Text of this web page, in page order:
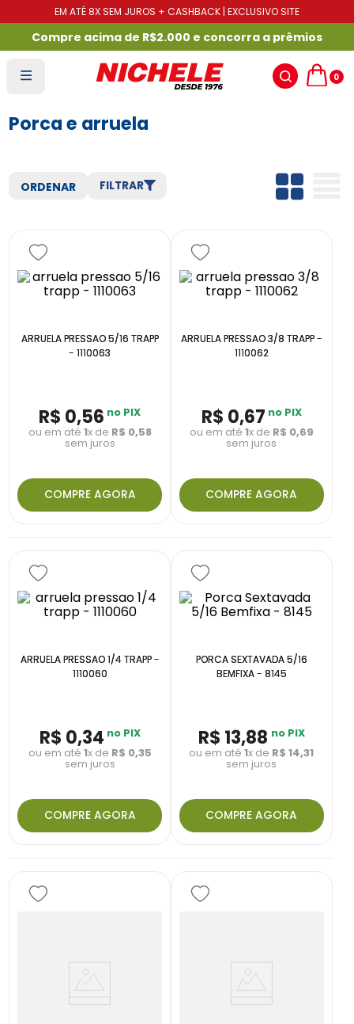
EM ATÉ 8X SEM JUROS + CASHBACK | EXCLUSIVO SITE
Compre acima de R$2.000 e concorra a prêmios
0
Porca e arruela
FILTRAR
ARRUELA PRESSAO 5/16 TRAPP
- 1110063
R$ 0,56 no PIX
ou em até 1x de R$ 0,58
sem juros
COMPRE AGORA
ARRUELA PRESSAO 3/8 TRAPP -
1110062
R$ 0,67 no PIX
ou em até 1x de R$ 0,69
sem juros
COMPRE AGORA
ARRUELA PRESSAO 1/4 TRAPP -
1110060
R$ 0,34 no PIX
ou em até 1x de R$ 0,35
sem juros
COMPRE AGORA
PORCA SEXTAVADA 5/16
BEMFIXA - 8145
R$ 13,88 no PIX
ou em até1x de R$ 14,31
sem juros
COMPRE AGORA